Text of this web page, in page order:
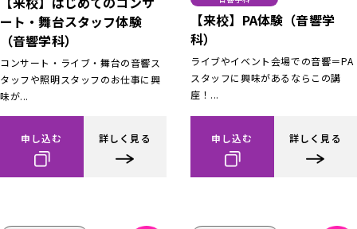
ート・舞台スタッフ体験
（音響学科）
コンサート・ライブ・舞台の音響ス
タッフや照明スタッフのお仕事に興
味が...
申し込む 詳しく見る
【来校】PA体験（音響学
科）
ライブやイベント会場での音響＝PA
スタッフに興味があるならこの講
座！...
申し込む 詳しく見る